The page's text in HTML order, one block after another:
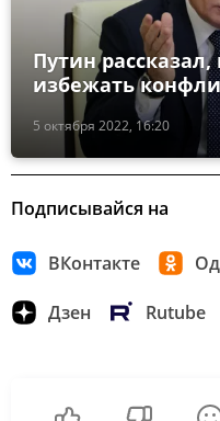
5 октября 2022, 16:20
Путин
избежать
Подписывайся на
ВКонтакте
Дзен Rutube